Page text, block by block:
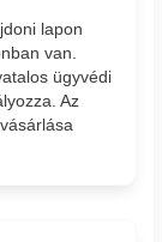
lapon
van.
ügyvédi
Az